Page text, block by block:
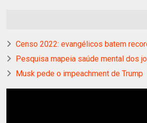
Censo 2022: evangélicos batem
Pesquisa mapeia saúde mental dos
Musk pede o impeachment de Trump